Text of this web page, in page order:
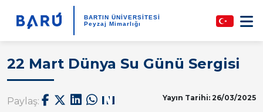
BARTIN ÜNİVERSİTESİ
Peyzaj Mimarlığı
22 Mart Dünya Su Günü Sergisi
Paylaş: Yayın Tarihi: 26/03/2025